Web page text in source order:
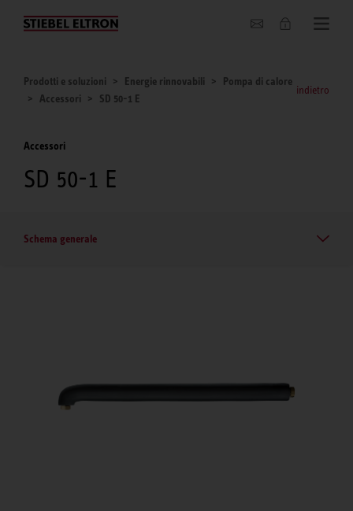
Chi siamo
Prodotti e soluzioni Energie rinnovabili
Pompa di calore
Accessori
SD 50-1 E
indietro
Accessori
SD 50-1 E
Schema generale